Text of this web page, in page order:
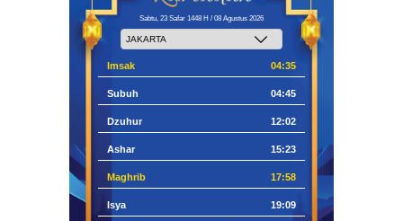
Sabtu, 23 Safar 1448 H / 08 Agustus 2026
Imsak 04:35
Subuh 04:45
Dzuhur 12:02
Ashar 15:23
Maghrib 17:58
Isya 19:09